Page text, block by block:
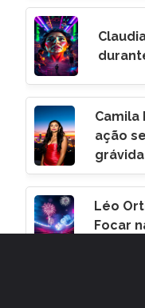
Camila
ação
grávida
Léo
Focar